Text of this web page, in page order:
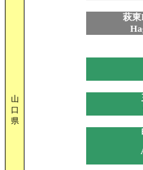
山
口
県
萩東